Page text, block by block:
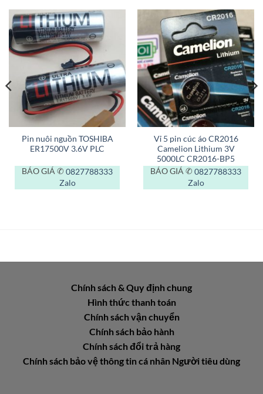
Pin nuôi nguồn TOSHIBA
ER17500V 3.6V PLC
BÁO GIÁ ✆ 0827788333
Zalo
Vỉ 5 pin cúc áo CR2016
Camelion Lithium 3V
5000LC CR2016-BP5
BÁO GIÁ ✆ 0827788333
Zalo
Chính sách & Quy định chung
Hình thức thanh toán
Chính sách vận chuyển
Chính sách bảo hành
Chính sách đổi trả hàng
Chính sách bảo vệ thông tin cá nhân Người tiêu dùng